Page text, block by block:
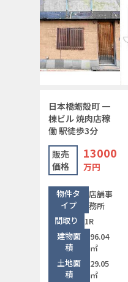
日本橋蛎殻町 一
棟ビル 焼肉店稼
働 駅徒歩3分
販売
価格
13000
万円
物件タ
イプ
店舗事
務所
間取り
1R
建物面
積
96.04
㎡
土地面
積
29.05
㎡